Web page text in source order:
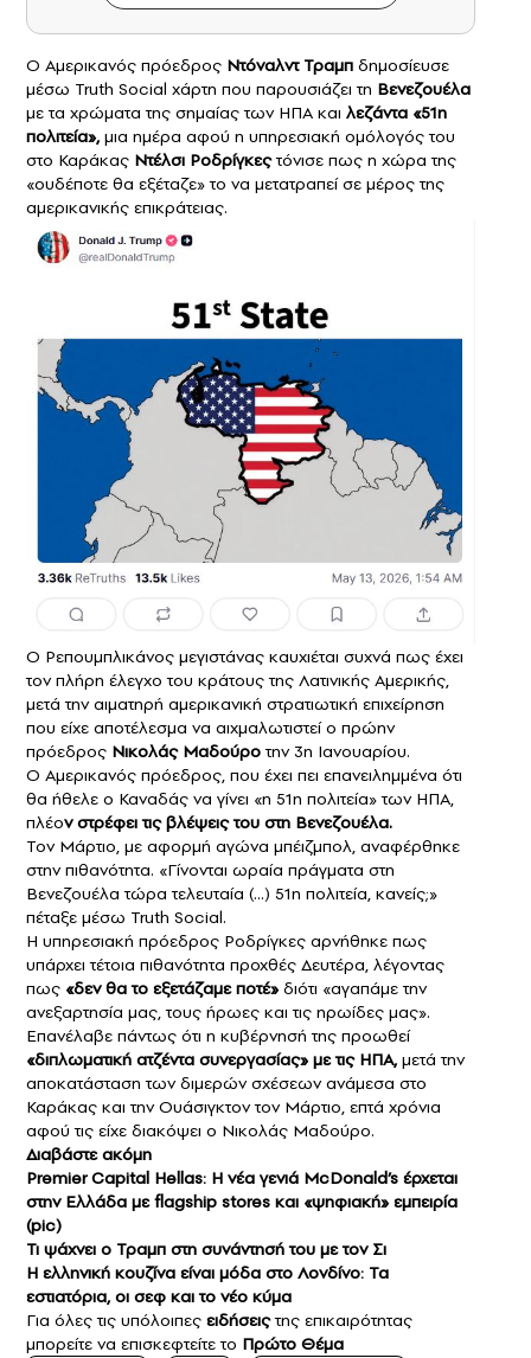
Ο Αμερικανός πρόεδρος Ντόναλντ Τραμπ δημοσίευσε
μέσω Truth Social χάρτη που παρουσιάζει τη Βενεζουέλα
με τα χρώματα της σημαίας των ΗΠΑ και λεζάντα «51η
πολιτεία»,μια ημέρα αφού η υπηρεσιακή ομόλογός του
στο Καράκας Ντέλσι Ροδρίγκεςτόνισε πως η χώρα της
«ουδέποτε θα εξέταζε» το να μετατραπεί σε μέρος της
αμερικανικής επικράτειας.
Ο Ρεπουμπλικάνος μεγιστάνας καυχιέται συχνά πως έχει
τον πλήρη έλεγχο του κράτους της Λατινικής Αμερικής,
μετά την αιματηρή αμερικανική στρατιωτική επιχείρηση
που είχε αποτέλεσμα να αιχμαλωτιστεί ο πρώην
πρόεδρος Νικολάς Μαδούροτην 3η Ιανουαρίου.
Ο Αμερικανός πρόεδρος, που έχει πει επανειλημμένα ότι
θα ήθελε ο Καναδάς να γίνει «η 51η πολιτεία» των ΗΠΑ,
πλέον στρέφει τις βλέψεις του στη Βενεζουέλα.
Τον Μάρτιο, με αφορμή αγώνα μπέιζμπολ, αναφέρθηκε
στην πιθανότητα. «Γίνονται ωραία πράγματα στη
Βενεζουέλα τώρα τελευταία (…) 51η πολιτεία, κανείς;»
πέταξε μέσω Truth Social.
Η υπηρεσιακή πρόεδρος Ροδρίγκες αρνήθηκε πως
υπάρχει τέτοια πιθανότητα προχθές Δευτέρα, λέγοντας
πως «δεν θα το εξετάζαμε ποτέ» διότι «αγαπάμε την
ανεξαρτησία μας, τους ήρωες και τις ηρωίδες μας».
Επανέλαβε πάντως ότι η κυβέρνησή της προωθεί
«διπλωματική ατζέντα συνεργασίας» με τις ΗΠΑ,μετά την
αποκατάσταση των διμερών σχέσεων ανάμεσα στο
Καράκας και την Ουάσιγκτον τον Μάρτιο, επτά χρόνια
αφού τις είχε διακόψει ο Νικολάς Μαδούρο.
Διαβάστε ακόμη
Premier Capital Hellas: Η νέα γενιά McDonald’s έρχεται
στην Ελλάδα με flagship stores και «ψηφιακή» εμπειρία
(pic)
Τι ψάχνει ο Τραμπ στη συνάντησή του με τον Σι
Η ελληνική κουζίνα είναι μόδα στο Λονδίνο: Τα
εστιατόρια, οι σεφ και το νέο κύμα
Για όλες τις υπόλοιπες ειδήσειςτης επικαιρότητας
μπορείτε να επισκεφτείτε το Πρώτο Θέμα